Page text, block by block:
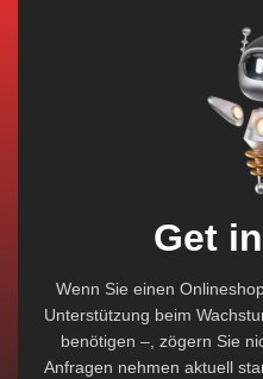
Get
Wenn Sie einen
Unterstützung beim
benötigen –, zögern Sie
Anfragen nehmen aktuell